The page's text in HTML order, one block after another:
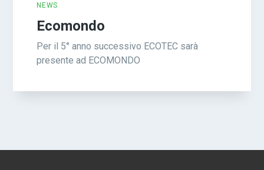
NEWS
Ecomondo
Per il 5° anno successivo ECOTEC sarà
presente ad ECOMONDO